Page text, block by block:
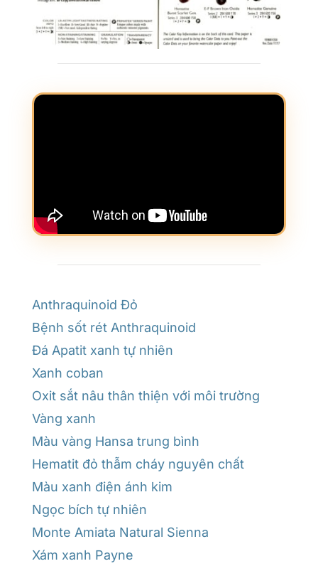
Anthraquinoid Đỏ
Bệnh sốt rét Anthraquinoid
Đá Apatit xanh tự nhiên
Xanh coban
Oxit sắt nâu thân thiện với môi trường
Vàng xanh
Màu vàng Hansa trung bình
Hematit đỏ thẫm cháy nguyên chất
Màu xanh điện ánh kim
Ngọc bích tự nhiên
Monte Amiata Natural Sienna
Xám xanh Payne